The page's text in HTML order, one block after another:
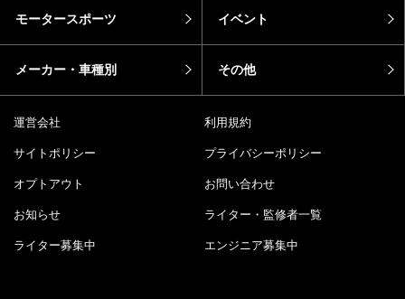
モータースポーツ イベント
メーカー・車種別 その他
運営会社 利用規約
サイトポリシー プライバシーポリシー
オプトアウト お問い合わせ
お知らせ ライター・監修者一覧
ライター募集中 エンジニア募集中